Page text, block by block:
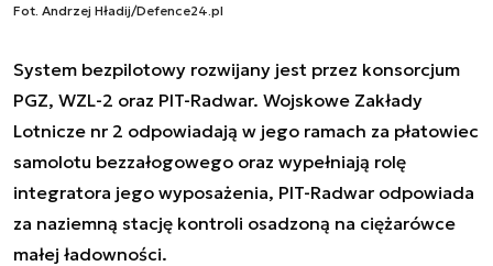
Fot. Andrzej Hładij/Defence24.pl
System bezpilotowy rozwijany jest przez konsorcjum
PGZ, WZL-2 oraz PIT-Radwar. Wojskowe Zakłady
Lotnicze nr 2 odpowiadają w jego ramach za płatowiec
samolotu bezzałogowego oraz wypełniają rolę
integratora jego wyposażenia, PIT-Radwar odpowiada
za naziemną stację kontroli osadzoną na ciężarówce
małej ładowności.